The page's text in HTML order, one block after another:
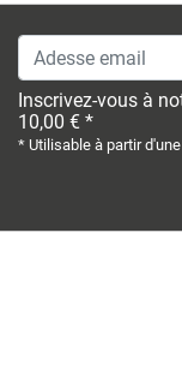
Adesse email
Inscrivez-vous à
10,00 € *
* Utilisable à partir